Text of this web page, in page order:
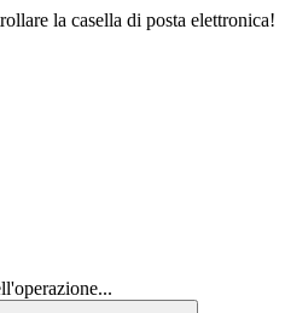
la casella di posta elettronica!